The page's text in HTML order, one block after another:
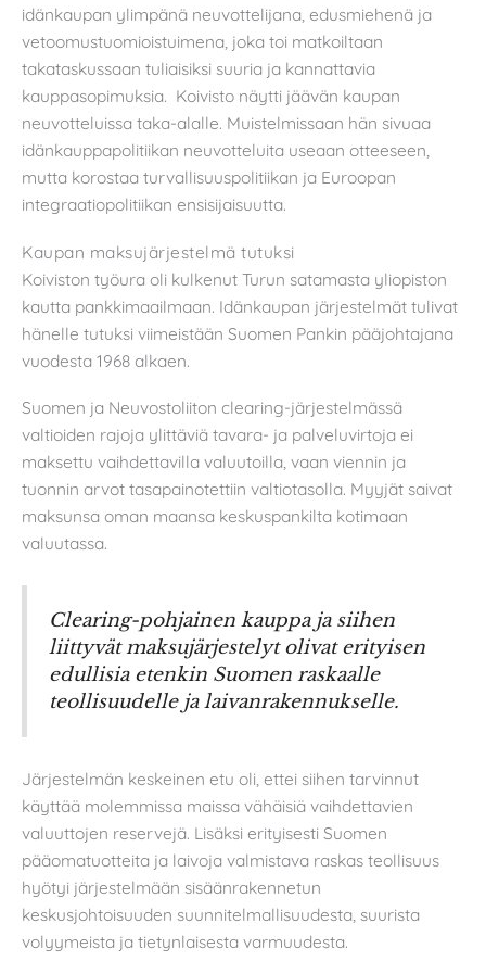
idänkaupan ylimpänä neuvottelijana, edusmiehenä ja
vetoomustuomioistuimena, joka toi matkoiltaan
takataskussaan tuliaisiksi suuria ja kannattavia
kauppasopimuksia. Koivisto näytti jäävän kaupan
neuvotteluissa taka-alalle. Muistelmissaan hän sivuaa
idänkauppapolitiikan neuvotteluita useaan otteeseen,
mutta korostaa turvallisuuspolitiikan ja Euroopan
integraatiopolitiikan ensisijaisuutta.
Kaupan maksujärjestelmä tutuksi
Koiviston työura oli kulkenut Turun satamasta yliopiston
kautta pankkimaailmaan. Idänkaupan järjestelmät tulivat
hänelle tutuksi viimeistään Suomen Pankin pääjohtajana
vuodesta 1968 alkaen.
Suomen ja Neuvostoliiton clearing-järjestelmässä
valtioiden rajoja ylittäviä tavara- ja palveluvirtoja ei
maksettu vaihdettavilla valuutoilla, vaan viennin ja
tuonnin arvot tasapainotettiin valtiotasolla. Myyjät saivat
maksunsa oman maansa keskuspankilta kotimaan
valuutassa.
Clearing-pohjainen kauppa ja siihen
liittyvät maksujärjestelyt olivat erityisen
edullisia etenkin Suomen raskaalle
teollisuudelle ja laivanrakennukselle.
Järjestelmän keskeinen etu oli, ettei siihen tarvinnut
käyttää molemmissa maissa vähäisiä vaihdettavien
valuuttojen reservejä. Lisäksi erityisesti Suomen
pääomatuotteita ja laivoja valmistava raskas teollisuus
hyötyi järjestelmään sisäänrakennetun
keskusjohtoisuuden suunnitelmallisuudesta, suurista
volyymeista ja tietynlaisesta varmuudesta.